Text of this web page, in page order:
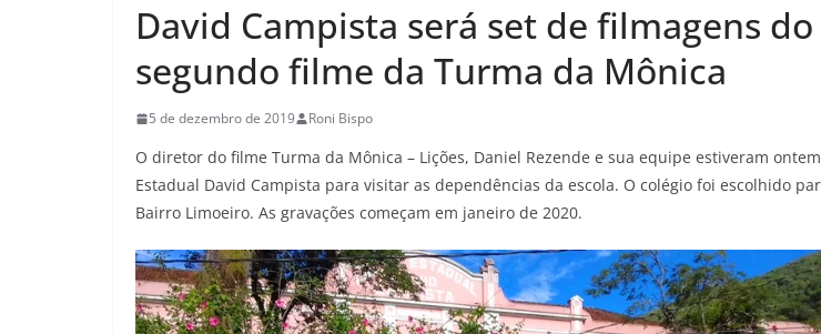
David Campista será set de filmagens do
segundo filme da Turma da Mônica
5 de dezembro de 2019 Roni Bispo
O diretor do filme Turma da Mônica – Lições, Daniel Rezende e sua equipe estiveram
Estadual David Campista para visitar as dependências da escola. O colégio foi escolhido
Bairro Limoeiro. As gravações começam em janeiro de 2020.